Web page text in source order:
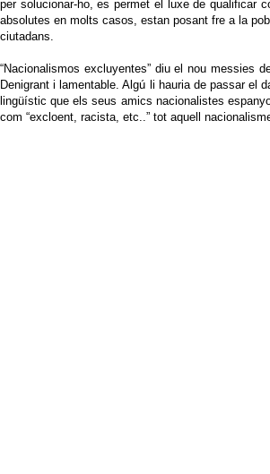
per solucionar-ho, es permet el luxe de qualificar
absolutes en molts casos, estan posant fre a la
ciutadans.
“Nacionalismos excluyentes” diu el nou messies
Denigrant i lamentable. Algú li hauria de passar el
lingüístic que els seus amics nacionalistes
com “excloent, racista, etc..” tot aquell